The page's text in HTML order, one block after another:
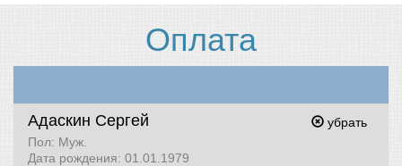
Оплата
убрать
Адаскин Сергей
Пол: Муж.
Дата рождения: 01.01.1979